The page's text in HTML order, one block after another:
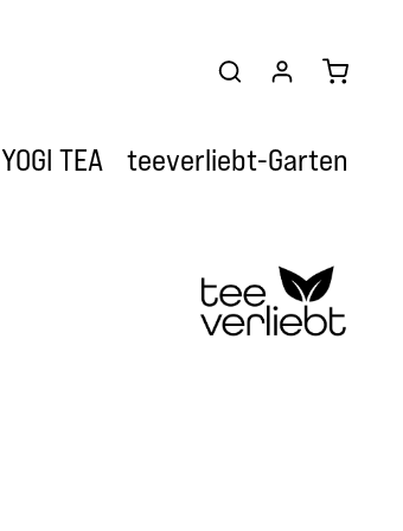
YOGI TEA teeverliebt-Garten